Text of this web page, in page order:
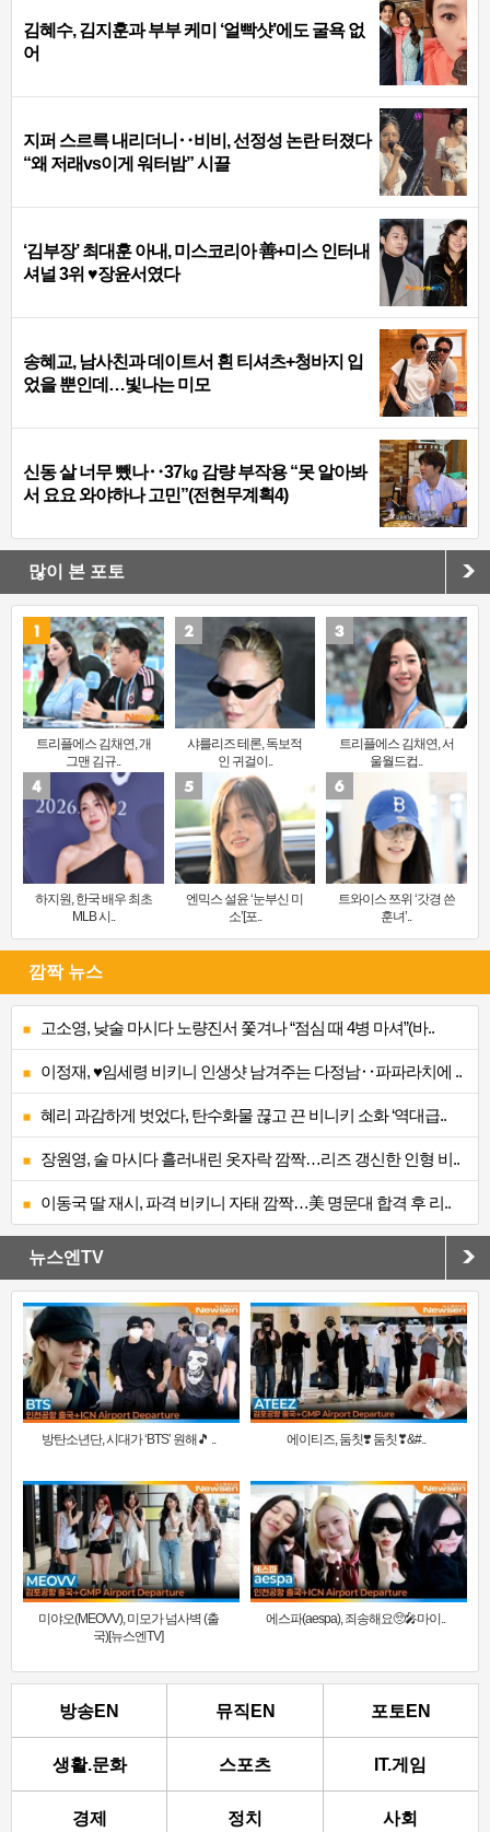
김혜수, 김지훈과 부부 케미 ‘얼빡샷’에도 굴욕 없
어
지퍼 스르륵 내리더니‥비비, 선정성 논란 터졌다
“왜 저래vs이게 워터밤” 시끌
‘김부장’ 최대훈 아내, 미스코리아 善+미스 인터내
셔널 3위 ♥장윤서였다
송혜교, 남사친과 데이트서 흰 티셔츠+청바지 입
었을 뿐인데…빛나는 미모
신동 살 너무 뺐나‥37㎏ 감량 부작용 “못 알아봐
서 요요 와야하나 고민”(전현무계획4)
많이 본 포토
트리플에스 김채연, 개
그맨 김규..
샤를리즈 테론, 독보적
인 귀걸이..
트리플에스 김채연, 서
울월드컵..
하지원, 한국 배우 최초
MLB 시..
엔믹스 설윤 ‘눈부신 미
소’[포..
트와이스 쯔위 ‘갓경 쓴
훈녀’..
깜짝 뉴스
고소영, 낮술 마시다 노량진서 쫓겨나 “점심 때 4병 마셔”(바..
이정재, ♥임세령 비키니 인생샷 남겨주는 다정남‥파파라치에 ..
혜리 과감하게 벗었다, 탄수화물 끊고 끈 비니키 소화 ‘역대급..
장원영, 술 마시다 흘러내린 옷자락 깜짝…리즈 갱신한 인형 비..
이동국 딸 재시, 파격 비키니 자태 깜짝…美 명문대 합격 후 리..
뉴스엔TV
방탄소년단, 시대가 ‘BTS’ 원해🎵 .. 에이티즈, 둠칫❣️ 둠칫❣&#..
미야오(MEOVV), 미모가 넘사벽 (출
국)[뉴스엔TV]
에스파(aespa), 죄송해요🥺🎤마이..
방송EN 뮤직EN 포토EN
생활.문화 스포츠 IT.게임
경제 정치 사회